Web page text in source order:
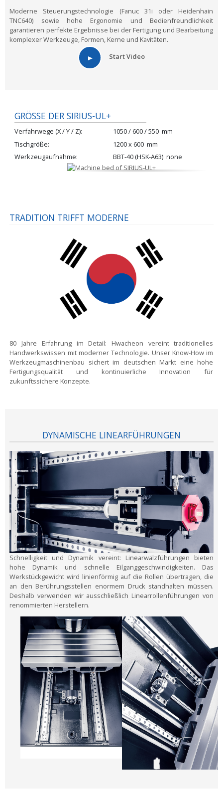
Moderne Steuerungstechnologie (Fanuc 31i oder Heidenhain
TNC640) sowie hohe Ergonomie und Bedienfreundlichkeit
garantieren perfekte Ergebnisse bei der Fertigung und Bearbeitung
komplexer Werkzeuge, Formen, Kerne und Kavitäten.
Start Video
GRÖSSE DER SIRIUS-UL+
Verfahrwege (X / Y / Z) 1050 / 600 / 550 mm
Tischgröße
1200 x 600 mm
Werkzeugaufnahme
BBT-40 (HSK-A63) none
TRADITION TRIFFT MODERNE
80 Jahre Erfahrung im Detail: Hwacheon vereint traditionelles
Handwerkswissen mit moderner Technologie. Unser Know-How im
Werkzeugmaschinenbau sichert im deutschen Markt eine hohe
Fertigungsqualität und kontinuierliche Innovation für
zukunftssichere Konzepte.
DYNAMISCHE LINEARFÜHRUNGEN
Schnelligkeit und Dynamik vereint: Linearwälzführungen bieten
hohe Dynamik und schnelle Eilganggeschwindigkeiten. Das
Werkstückgewicht wird linienförmig auf die Rollen übertragen, die
an den Berührungsstellen enormem Druck standhalten müssen.
Deshalb verwenden wir ausschließlich Linearrollenführungen von
renommierten Herstellern.